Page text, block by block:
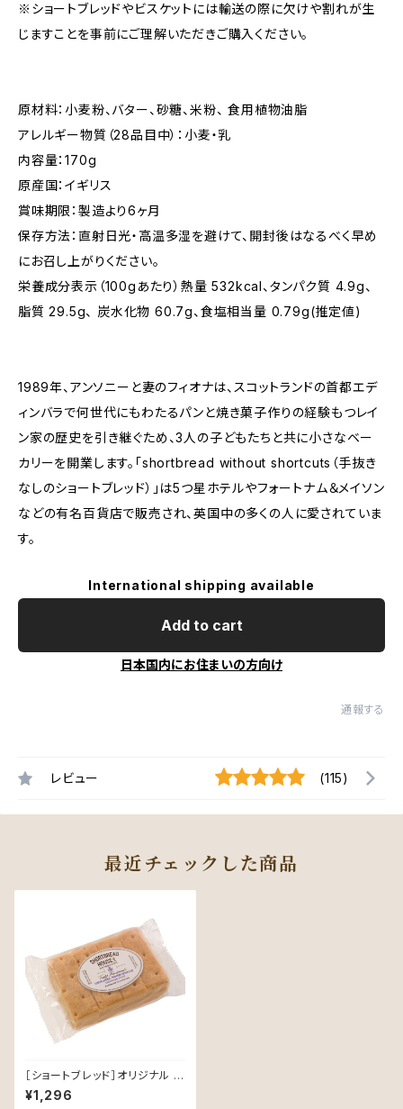
※ショートブレッドやビスケットには輸送の際に欠けや割れが生
じますことを事前にご理解いただきご購入ください。
原材料：小麦粉、バター、砂糖、米粉、 食用植物油脂
アレルギー物質（28品目中）：小麦・乳
内容量：170g
原産国：イギリス
賞味期限：製造より6ヶ月
保存方法：直射日光・高温多湿を避けて、開封後はなるべく早め
にお召し上がりください。
栄養成分表示（100gあたり）熱量 532kcal、タンパク質 4.9g、
脂質 29.5g、 炭水化物 60.7g、食塩相当量 0.79g(推定値)
1989年、アンソニーと妻のフィオナは、スコットランドの首都エデ
ィンバラで何世代にもわたるパンと焼き菓子作りの経験もつレイ
ン家の歴史を引き継ぐため、3人の子どもたちと共に小さなベー
カリーを開業します。「shortbread without shortcuts（手抜き
なしのショートブレッド）」は5つ星ホテルやフォートナム＆メイソン
などの有名百貨店で販売され、英国中の多くの人に愛されていま
す。
International shipping available
Add to cart
日本国内にお住まいの方向け
通報する
レビュー (115)
最近チェックした商品
［ショートブレッド］オリジナル ト
ラディショナルレシピ【SHORTB
READ HOUSE OF EDINBUR
¥1,296